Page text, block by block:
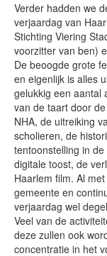
Verder hadden we
verjaardag van
Stichting Viering
voorzitter van ben)
De beoogde grote
en eigenlijk is alles
gelukkig een aantal
van de taart door
NHA, de uitreiking
scholieren, de
tentoonstelling in
digitale toost, de
Haarlem film. Al
gemeente en
verjaardag wel
Veel van de
deze zullen ook
concentratie in het